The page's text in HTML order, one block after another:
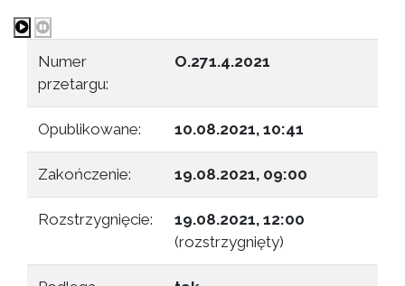
Numer
przetargu:
O.271.4.2021
Opublikowane: 10.08.2021, 10:41
Zakończenie: 19.08.2021, 09:00
Rozstrzygnięcie:
19.08.2021, 12:00
(rozstrzygnięty)